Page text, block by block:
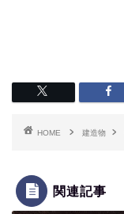
HOME 建造物
関連記事